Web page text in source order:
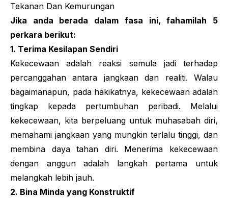
Tekanan Dan Kemurungan
Jika anda berada dalam fasa ini, fahamilah 5
perkara berikut:
1. Terima Kesilapan Sendiri
Kekecewaan adalah reaksi semula jadi terhadap
percanggahan antara jangkaan dan realiti. Walau
bagaimanapun, pada hakikatnya, kekecewaan adalah
tingkap kepada pertumbuhan peribadi. Melalui
kekecewaan, kita berpeluang untuk muhasabah diri,
memahami jangkaan yang mungkin terlalu tinggi, dan
membina daya tahan diri. Menerima kekecewaan
dengan anggun adalah langkah pertama untuk
melangkah lebih jauh.
2. Bina Minda yang Konstruktif